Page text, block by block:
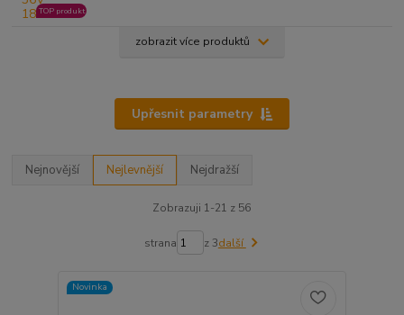
TOP produkt
zobrazit více produktů
Upřesnit parametry
Nejnovější Nejlevnější Nejdražší
Zobrazuji 1-21 z 56
strana z 3další
Novinka